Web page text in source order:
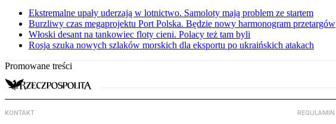
Ekstremalne upały uderzają w lotnictwo. Samoloty mają problem ze startem
Burzliwy czas megaprojektu Port Polska. Będzie nowy harmonogram przetargów
Włoski desant na tankowiec floty cieni. Polacy też tam byli
Rosja szuka nowych szlaków morskich dla eksportu po ukraińskich atakach
Promowane treści
KONTAKT REGULAMIN